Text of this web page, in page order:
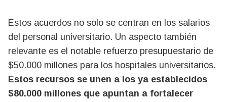
Estos acuerdos no solo se centran en los salarios
del personal universitario. Un aspecto también
relevante es el notable refuerzo presupuestario de
$50.000 millones para los hospitales universitarios.
Estos recursos se unen a los ya establecidos
$80.000 millones que apuntan a fortalecer